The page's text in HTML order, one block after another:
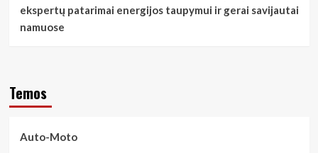
ekspertų patarimai energijos taupymui ir gerai savijautai
namuose
Temos
Auto-Moto